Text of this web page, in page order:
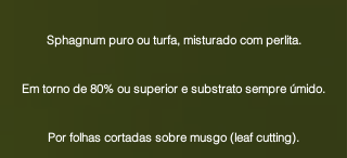
Sphagnum puro ou turfa, misturado com perlita.
Em torno de 80% ou superior e substrato sempre úmido.
Por folhas cortadas sobre musgo (leaf cutting).